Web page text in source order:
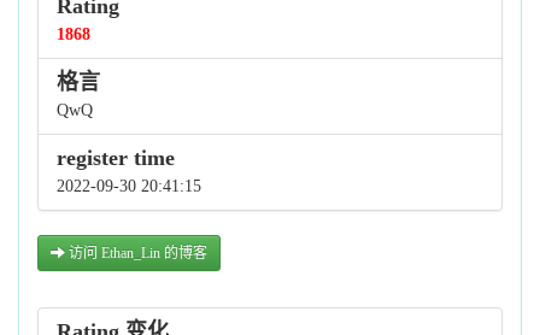
Rating
1868
格言
QwQ
register time
2022-09-30 20:41:15
访问 Ethan_Lin 的博客